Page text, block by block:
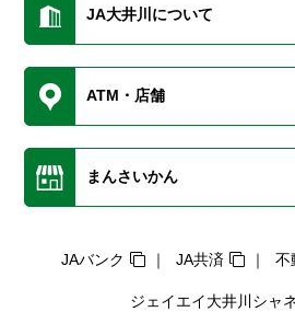
JA大井川について
ATM・店舗
まんさいかん
JAバンク JA共済 不
ジェイエイ大井川シャ